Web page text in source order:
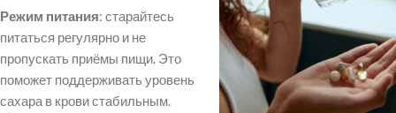
Режим питания: старайтесь
питаться регулярно и не
пропускать приёмы пищи. Это
поможет поддерживать уровень
сахара в крови стабильным.